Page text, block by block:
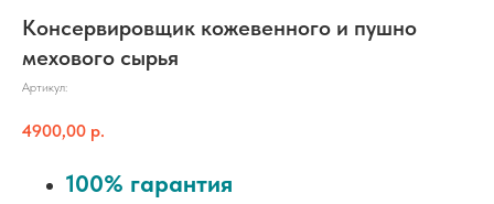
Консервировщик кожевенного и пушно
мехового сырья
Артикул:
4900,00 р.
100% гарантия